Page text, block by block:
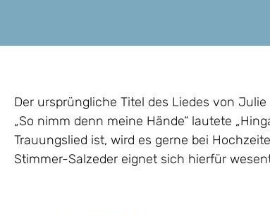
Der ursprüngliche Titel des Liedes von
„So nimm denn meine Hände“ lautete
Trauungslied ist, wird es gerne bei
Stimmer-Salzeder eignet sich hierfür